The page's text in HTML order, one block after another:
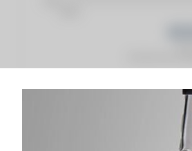
Analyse & Performance
The Cask of Yamazaki 1990